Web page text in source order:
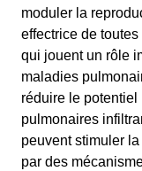
moduler la
effectrice de
qui jouent un rôle
maladies
réduire le
pulmonaires
peuvent stimuler
par des